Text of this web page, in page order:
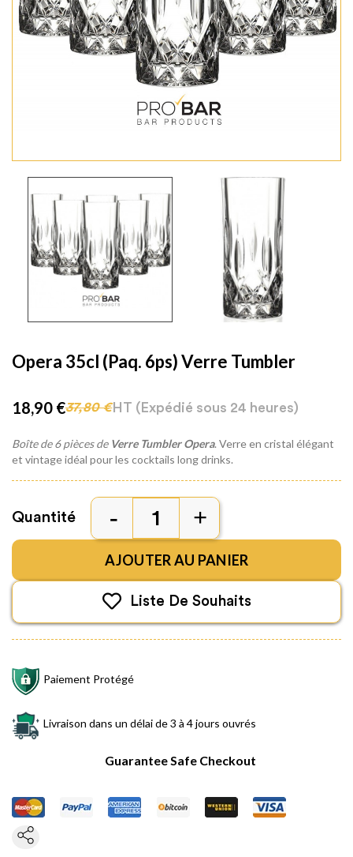
Opera 35cl (paq. 6ps) Verre Tumbler
18,90 €37,80 €HT (Expédié sous 24 heures)
Boîte de 6 pièces de Verre Tumbler Opera. Verre en cristal élégant
et vintage idéal pour les cocktails long drinks.
Quantité
AJOUTER AU PANIER
Liste De Souhaits
Paiement Protégé
Livraison dans un délai de 3 à 4 jours ouvrés
Guarantee Safe Checkout